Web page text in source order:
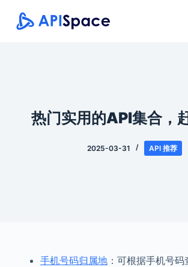
跳
过
热门实用的API集合，
2025-03-31 API 推荐
手机号码归属地：可根据手机号码